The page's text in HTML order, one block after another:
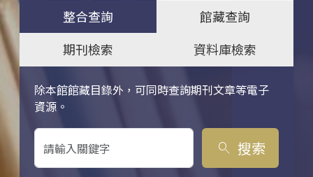
整合查詢
館藏查詢
期刊檢索
資料庫檢索
除本館館藏目錄外，可同時查詢期刊文章等電子
資源。
關鍵字搜尋
search 搜索